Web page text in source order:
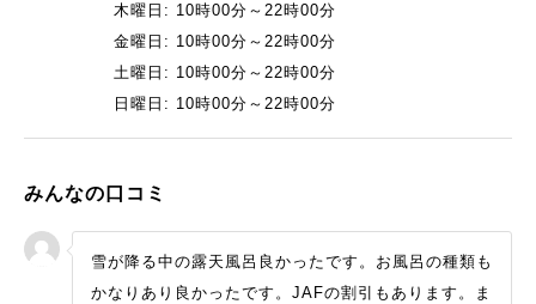
木曜日: 10時00分～22時00分
金曜日: 10時00分～22時00分
土曜日: 10時00分～22時00分
日曜日: 10時00分～22時00分
みんなの口コミ
雪が降る中の露天風呂良かったです。お風呂の種類も
かなりあり良かったです。JAFの割引もあります。ま